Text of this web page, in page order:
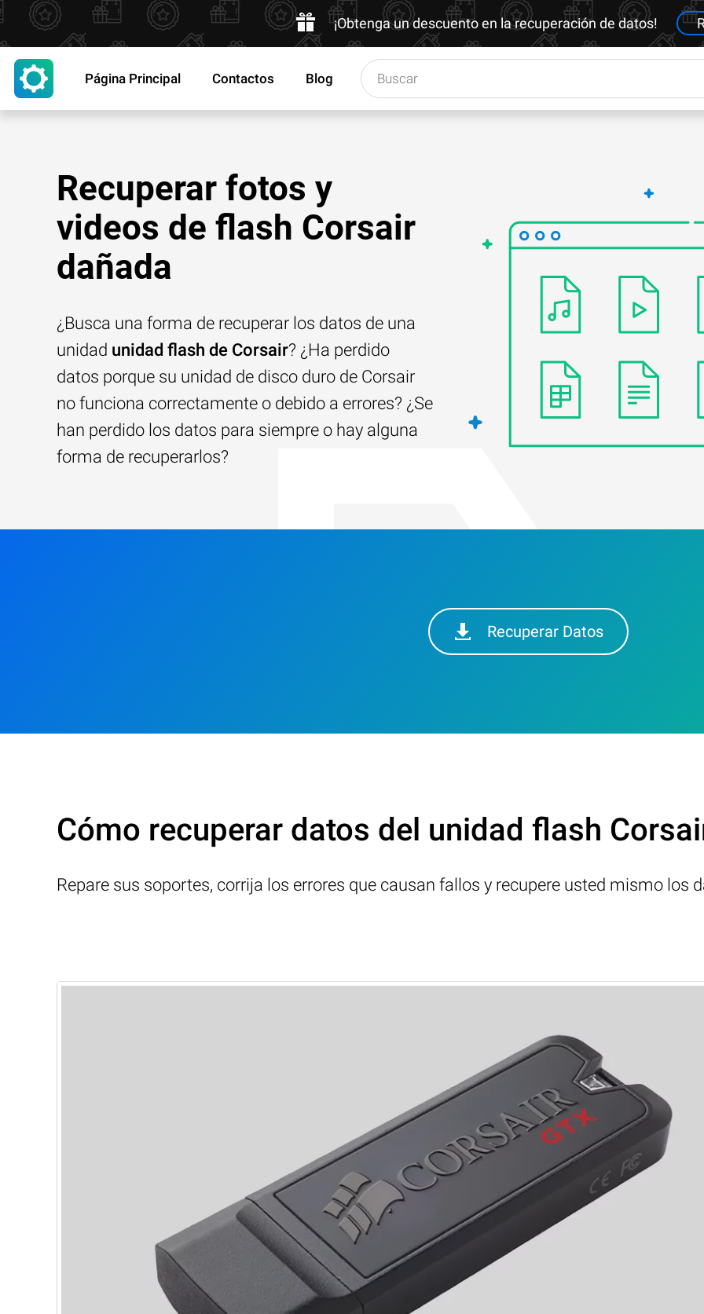
¡Obtenga un descuento en la recuperación de datos!
Página Principal Contactos Blog
Recuperar fotos y
videos de flash Corsair
dañada
¿Busca una forma de recuperar los datos de una
unidad unidad flash de Corsair? ¿Ha perdido
datos porque su unidad de disco duro de Corsair
no funciona correctamente o debido a errores? ¿Se
han perdido los datos para siempre o hay alguna
forma de recuperarlos?
Recuperar Datos
Cómo recuperar datos del unidad flash
Repare sus soportes, corrija los errores que causan fallos y recupere usted mismo los